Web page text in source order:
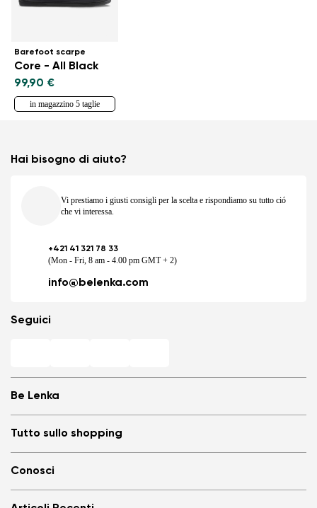
Barefoot scarpe
Core - All Black
99,90 €
in magazzino 5 taglie
Be Lenka
Store Locator
Be Lenka nei media
Cookies
Tutto sullo shopping
Login
Conosci
Hai bisogno di aiuto?
Vi prestiamo i giusti consigli per la scelta e rispondiamo su tutto ció
che vi interessa.
+421 41 321 78 33
(Mon - Fri, 8 am - 4.00 pm GMT + 2)
info@belenka.com
Seguici